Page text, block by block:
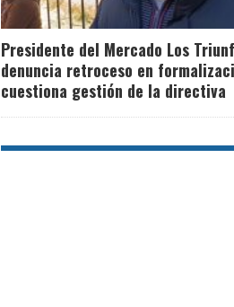
Presidente del Mercado Los
denuncia retroceso en
cuestiona gestión de la directiva